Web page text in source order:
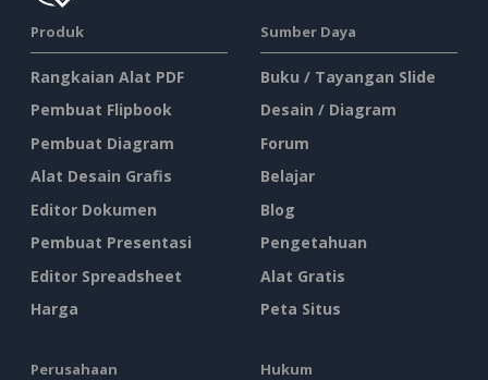
Produk
Rangkaian Alat PDF
Pembuat Flipbook
Pembuat Diagram
Alat Desain Grafis
Editor Dokumen
Pembuat Presentasi
Editor Spreadsheet
Harga
Sumber Daya
Buku / Tayangan Slide
Desain / Diagram
Forum
Belajar
Blog
Pengetahuan
Alat Gratis
Peta Situs
Perusahaan Hukum